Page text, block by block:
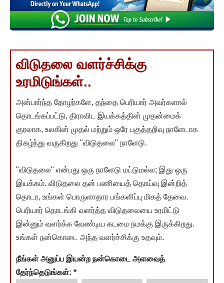
விடுதலை வளர்ச்சிக்கு
உரமிடுங்கள்..
அன்பார்ந்த தோழர்களே, தந்தை பெரியார் அவர்களால்
தொடங்கப்பட்டு, திராவிட இயக்கத்தின் முதன்மைக்
குரலாக, உலகின் முதல் மற்றும் ஒரே பகுத்தறிவு நாளேடாக
திகழ்ந்து வருகிறது "விடுதலை" நாளேடு.
"விடுதலை" என்பது ஒரு நாளேடு மட்டுமல்ல; இது ஒரு
இயக்கம். விடுதலை தன் பணியைத் தொய்வு இன்றித்
தொடர, உங்கள் பொருளாதார பங்களிப்பு மிகத் தேவை.
பெரியார் தொடங்கி வளர்த்த விடுதலையை உரமிட்டு
இன்னும் வளர்க்க வேண்டிய கடமை நமக்கு இருக்கிறது.
உங்கள் நன்கொடை அந்த வளர்ச்சிக்கு உதவும்.
நீங்கள் அனுப்ப இயன்ற நன்கொடை அளவைத்
தேர்ந்தெடுங்கள்: *